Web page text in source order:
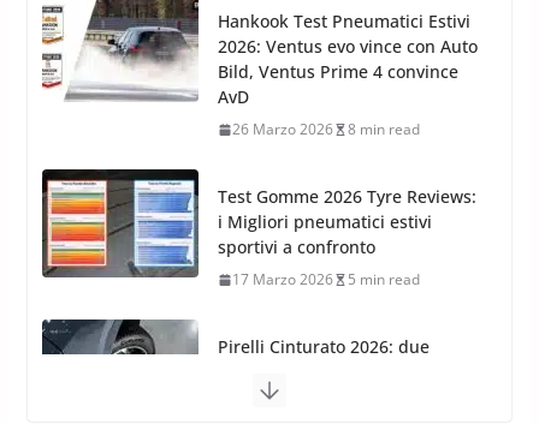
Azoto
26 Marzo 2025 2 min read
Hankook Test Pneumatici Estivi
2026: Ventus evo vince con Auto
Bild, Ventus Prime 4 convince
AvD
26 Marzo 2026 8 min read
Test Gomme 2026 Tyre Reviews:
i Migliori pneumatici estivi
sportivi a confronto
17 Marzo 2026 5 min read
Pirelli Cinturato 2026: due
confermano il salto tecnico del